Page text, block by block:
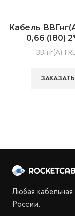
Кабель
0,66 (180)
ВВГнг(А)-
ЗАКАЗАТЬ
Любая
России.